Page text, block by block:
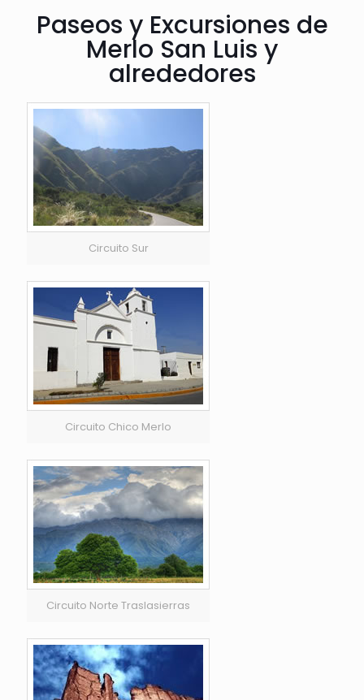
Paseos y Excursiones de
Merlo San Luis y
alrededores
Circuito Sur
Circuito Chico Merlo
Circuito Norte Traslasierras